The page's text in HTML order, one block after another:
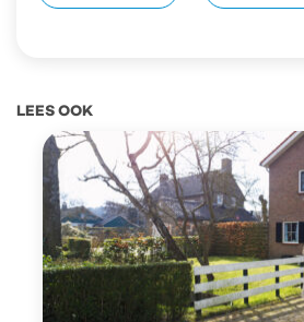
LEES OOK